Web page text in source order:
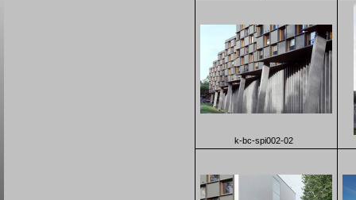
k-bc-spi002-02